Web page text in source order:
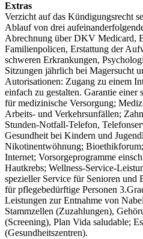
Extras
Verzicht auf das Kündigungsrecht
Ablauf von drei
Abrechnung über DKV Medicard,
Familienpolicen, Erstattung der
schweren Erkrankungen,
Sitzungen jährlich bei Magersucht
Autorisationen: Zugang zu einem
einfach zu gestalten. Garantie einer
für medizinische Versorgung;
Arbeits- und Verkehrsunfällen;
Stunden-Notfall-Telefon,
Gesundheit bei Kindern und
Nikotinentwöhnung;
Internet; Vorsorgeprogramme
Hautkrebs; Wellness-Service-
spezieller Service für Senioren und
für pflegebedürftige Personen
Leistungen zur Entnahme von
Stammzellen (Zuzahlungen),
(Screening), Plan Vida saludable;
(Gesundheitszentren).